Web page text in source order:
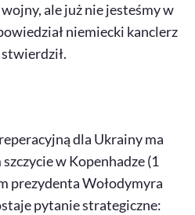
ale już nie jesteśmy w
niemiecki kanclerz
dla Ukrainy ma
w Kopenhadze (1
prezydenta Wołodymyra
pytanie strategiczne: